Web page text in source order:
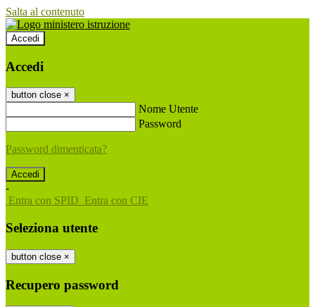
Salta al contenuto
Accedi
Accedi
button close ×
Nome Utente
Password
Password dimenticata?
-
Entra con SPID Entra con CIE
Seleziona utente
button close ×
Recupero password